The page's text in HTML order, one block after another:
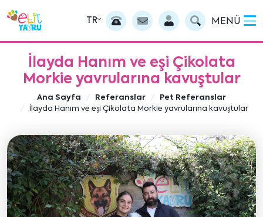
TR MENÜ
İlayda Hanım ve eşi Çikolata
Morkie yavrularına kavuştular
Ana Sayfa Referanslar
Pet Referanslar
İlayda Hanım ve eşi Çikolata Morkie yavrularına kavuştular